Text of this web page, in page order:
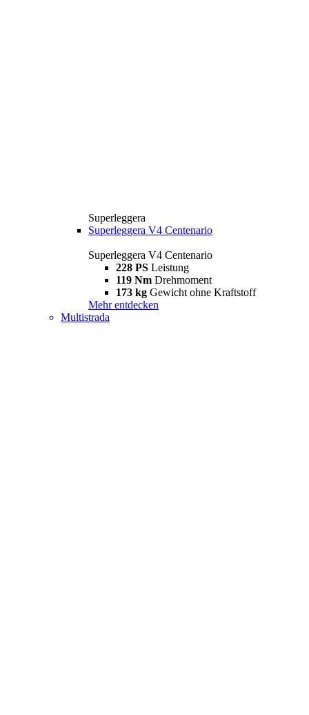
Superleggera
Superleggera V4 Centenario
Superleggera V4 Centenario
228 PS Leistung
119 Nm Drehmoment
173 kg Gewicht ohne Kraftstoff
Mehr entdecken
Multistrada